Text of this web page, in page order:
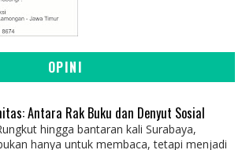
OPINI
Antara Rak Buku dan Denyut Sosial
hingga bantaran kali Surabaya,
hanya untuk membaca, tetapi menjadi